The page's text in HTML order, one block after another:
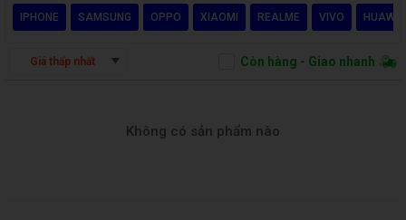
IPHONE SAMSUNG OPPO XIAOMI REALME VIVO HUAWEI
Giá thấp nhất Còn hàng - Giao nhanh
Không có sản phẩm nào